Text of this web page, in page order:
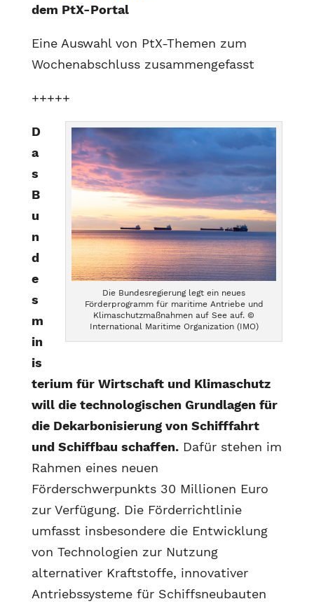
dem PtX-Portal
Eine Auswahl von PtX-Themen zum
Wochenabschluss zusammengefasst
+++++
Die Bundesregierung legt ein neues
Förderprogramm für maritime Antriebe und
Klimaschutzmaßnahmen auf See auf. ©
International Maritime Organization (IMO)
D
a
s
B
u
n
d
e
s
m
in
is
terium für Wirtschaft und Klimaschutz
will die technologischen Grundlagen für
die Dekarbonisierung von Schifffahrt
und Schiffbau schaffen.Dafür stehen im
Rahmen eines neuen
Förderschwerpunkts 30 Millionen Euro
zur Verfügung. Die Förderrichtlinie
umfasst insbesondere die Entwicklung
von Technologien zur Nutzung
alternativer Kraftstoffe, innovativer
Antriebssysteme für Schiffsneubauten